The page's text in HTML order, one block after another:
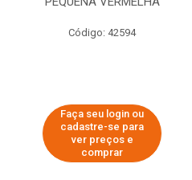
Código: 42594
Faça seu login ou
cadastre-se para
ver preços e
comprar